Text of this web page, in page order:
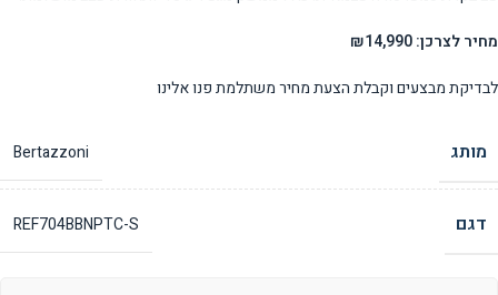
מחיר לצרכן: ₪14,990
לבדיקת מבצעים וקבלת הצעת מחיר משתלמת פנו אלינו
מותג Bertazzoni
דגם REF704BBNPTC-S